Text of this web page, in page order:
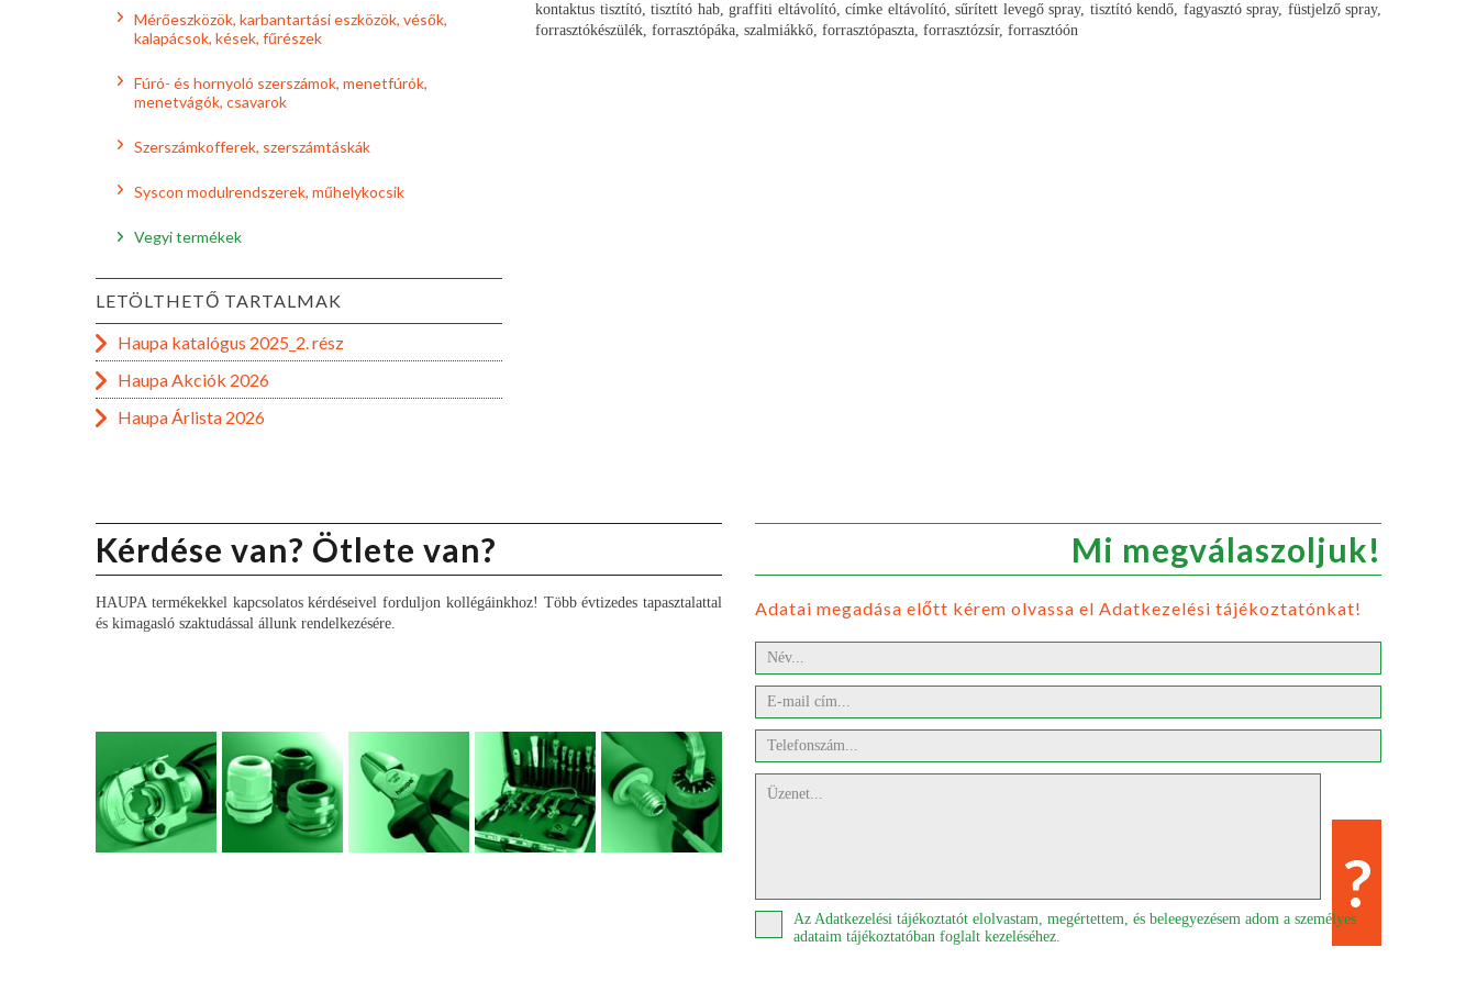
Mérőeszközök, karbantartási eszközök, vésők,
kalapácsok, kések, fűrészek
Fúró- és hornyoló szerszámok, menetfúrók,
menetvágók, csavarok
Szerszámkofferek, szerszámtáskák
Syscon modulrendszerek, műhelykocsik
Vegyi termékek
LETÖLTHETŐ TARTALMAK
Haupa katalógus 2025_2. rész
Haupa Akciók 2026
Haupa Árlista 2026
kontaktus tisztító, tisztító hab, graffiti eltávolító, címke eltávolító, sűrített levegő spray, tisztító kendő, fagyasztó spray, füstjelző spray,
forrasztókészülék, forrasztópáka, szalmiákkő, forrasztópaszta, forrasztózsír, forrasztóón
Kérdése van? Ötlete van?
HAUPA termékekkel kapcsolatos kérdéseivel forduljon kollégáinkhoz! Több évtizedes tapasztalattal
és kimagasló szaktudással állunk rendelkezésére.
Mi megválaszoljuk!
Adatai megadása előtt kérem olvassa el Adatkezelési tájékoztatónkat!
Az Adatkezelési tájékoztatót elolvastam, megértettem, és beleegyezésem adom a személyes
adataim tájékoztatóban foglalt kezeléséhez.